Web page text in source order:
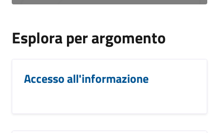
Esplora per argomento
Accesso all'informazione